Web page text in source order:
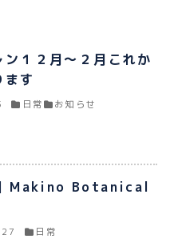
１２月〜２月これか
ます
日常 お知らせ
Makino Botanical
日常